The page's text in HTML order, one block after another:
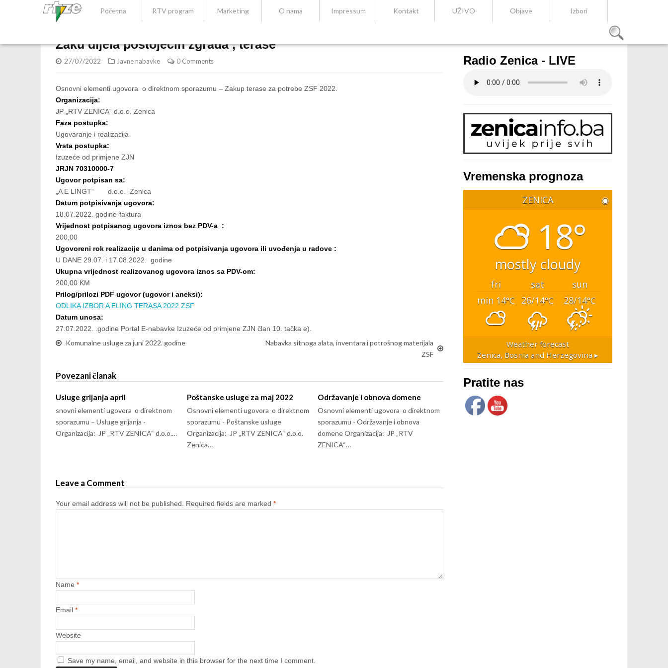
Početna RTV program Marketing O nama Impressum Kontakt UŽIVO Objave Izbori
Zaku dijela postojećih zgrada , terase
27/07/2022 Javne nabavke 0 Comments
Osnovni elementi ugovora o direktnom sporazumu – Zakup terase za potrebe ZSF 2022.
Organizacija:
JP „RTV ZENICA“ d.o.o. Zenica
Faza postupka:
Ugovaranje i realizacija
Vrsta postupka:
Izuzeće od primjene ZJN
JRJN 70310000-7
Ugovor potpisan sa:
„A E LINGT“ d.o.o. Zenica
Datum potpisivanja ugovora:
18.07.2022. godine-faktura
Vrijednost potpisanog ugovora iznos bez PDV-a :
200,00
Ugovoreni rok realizacije u danima od potpisivanja ugovora ili uvođenja u radove :
U DANE 29.07. i 17.08.2022. godine
Ukupna vrijednost realizovanog ugovora iznos sa PDV-om:
200,00 KM
Prilog/prilozi PDF ugovor (ugovor i aneksi):
ODLIKA IZBOR A ELING TERASA 2022 ZSF
Datum unosa:
27.07.2022. .godine Portal E-nabavke Izuzeće od primjene ZJN član 10. tačka e).
Komunalne usluge za juni 2022. godine
Nabavka sitnoga alata, inventara i potrošnog materijala
ZSF
Povezani članak
Usluge grijanja april
snovni elementi ugovora o direktnom
sporazumu – Usluge grijanja -
Organizacija: JP „RTV ZENICA“ d.o.o.…
Poštanske usluge za maj 2022
Osnovni elementi ugovora o direktnom
sporazumu - Poštanske usluge
Organizacija: JP „RTV ZENICA“ d.o.o.
Zenica…
Održavanje i obnova domene
Osnovni elementi ugovora o direktnom
sporazumu - Održavanje i obnova
domene Organizacija: JP „RTV
ZENICA“…
Leave a Comment
Your email address will not be published. Required fields are marked *
Name *
Email *
Website
Save my name, email, and website in this browser for the next time I comment.
Radio Zenica - LIVE
Vremenska prognoza
ZENICA ◉
18°
mostly cloudy
fri sat
sun
min 14°C 26/14°C 28/14°C
Weather forecast
Zenica, Bosnia and Herzegovina ▸
Pratite nas